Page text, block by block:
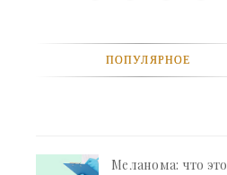
ПОПУЛЯРНОЕ
Меланома: что это